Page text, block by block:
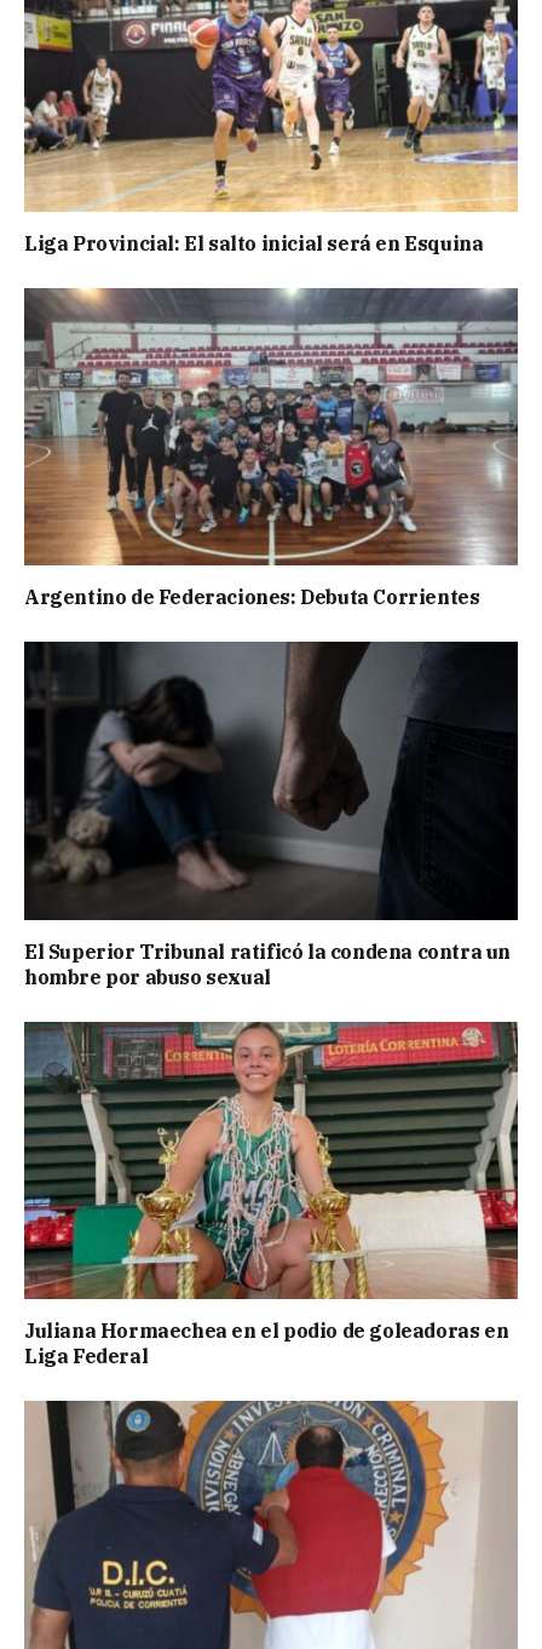
Liga Provincial: El salto inicial será en Esquina
Argentino de Federaciones: Debuta Corrientes
El Superior Tribunal ratificó la condena contra un
hombre por abuso sexual
Juliana Hormaechea en el podio de goleadoras en
Liga Federal